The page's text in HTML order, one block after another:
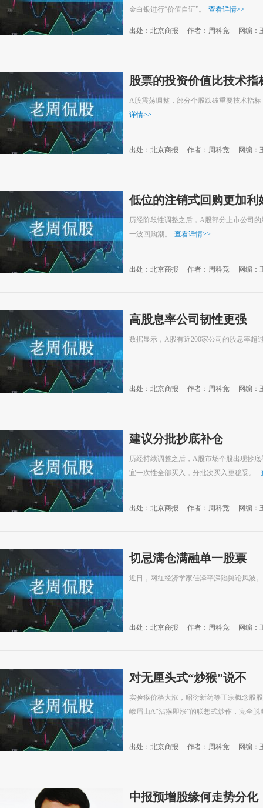
金白银进行“价值自证”。
查看详情>>
出处：北京商报 作者：周科竞 网编：
股票的投资价值比技术指
A股震荡调整，部分个股跌破重要技术指
详情>>
出处：北京商报 作者：周科竞 网编：
低位的注销式回购更加利
历经阶段性调整之后，A股部分上市公司
一波回购潮。
查看详情>>
出处：北京商报 作者：周科竞 网编：
高股息率公司韧性更强
数据显示，A股有近200家公司的股息率超
出处：北京商报 作者：周科竞 网编：
建议分批抄底补仓
历经持续调整之后，A股市场个股出现抄
宜一次性全部买入，分批次买入更稳妥。
出处：北京商报 作者：周科竞 网编：
切忌满仓满融单一股票
近日，网红经济学家任泽平深陷舆论风波。
出处：北京商报 作者：周科竞 网编：
对无厘头式“炒猴”说不
实验猴价格大涨，昭衍新药等正宗概念股
峨眉山A“沾猴即涨”的联想式炒作，完全
出处：北京商报 作者：周科竞 网编：
中报预增股缘何走势分化